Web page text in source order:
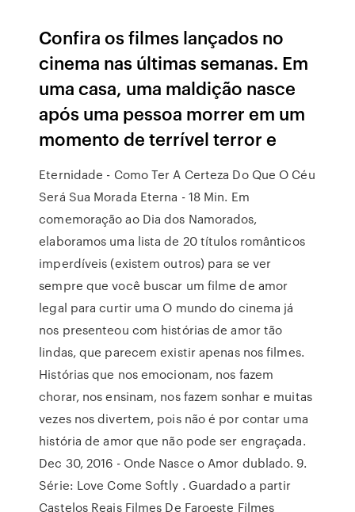
Confira os filmes lançados no
cinema nas últimas semanas. Em
uma casa, uma maldição nasce
após uma pessoa morrer em um
momento de terrível terror e
Eternidade - Como Ter A Certeza Do Que O Céu
Será Sua Morada Eterna - 18 Min. Em
comemoração ao Dia dos Namorados,
elaboramos uma lista de 20 títulos românticos
imperdíveis (existem outros) para se ver
sempre que você buscar um filme de amor
legal para curtir uma O mundo do cinema já
nos presenteou com histórias de amor tão
lindas, que parecem existir apenas nos filmes.
Histórias que nos emocionam, nos fazem
chorar, nos ensinam, nos fazem sonhar e muitas
vezes nos divertem, pois não é por contar uma
história de amor que não pode ser engraçada.
Dec 30, 2016 - Onde Nasce o Amor dublado. 9.
Série: Love Come Softly . Guardado a partir
Castelos Reais Filmes De Faroeste Filmes